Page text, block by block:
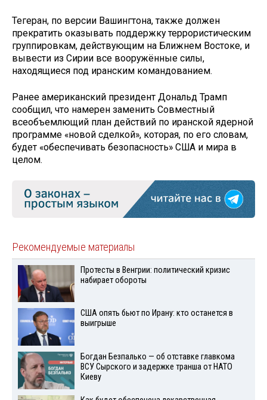
Тегеран, по версии Вашингтона, также должен
прекратить оказывать поддержку террористическим
группировкам, действующим на Ближнем Востоке, и
вывести из Сирии все вооружённые силы,
находящиеся под иранским командованием.
Ранее американский президент Дональд Трамп
сообщил, что намерен заменить Совместный
всеобъемлющий план действий по иранской ядерной
программе «новой сделкой», которая, по его словам,
будет «обеспечивать безопасность» США и мира в
целом.
Рекомендуемые материалы
Протесты в Венгрии: политический кризис
набирает обороты
США опять бьют по Ирану: кто останется в
выигрыше
Богдан Безпалько — об отставке главкома
ВСУ Сырского и задержке транша от НАТО
Киеву